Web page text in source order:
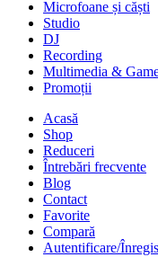
Microfoane și căști
Studio
DJ
Recording
Multimedia &
Promoții
Acasă
Shop
Reduceri
Întrebări frecvente
Blog
Contact
Favorite
Compară
Autentificare/